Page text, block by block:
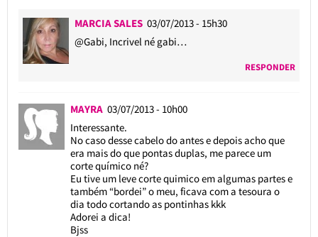
MARCIA SALES 03/07/2013 - 15h30
@Gabi, Incrivel né gabi…
RESPONDER
MAYRA 03/07/2013 - 10h00
Interessante.
No caso desse cabelo do antes e depois acho que
era mais do que pontas duplas, me parece um
corte químico né?
Eu tive um leve corte quimico em algumas partes e
também “bordei” o meu, ficava com a tesoura o
dia todo cortando as pontinhas kkk
Adorei a dica!
Bjss